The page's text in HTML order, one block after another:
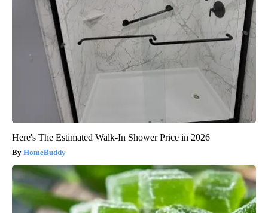
Here's The Estimated Walk-In Shower Price in 2026
HomeBuddy